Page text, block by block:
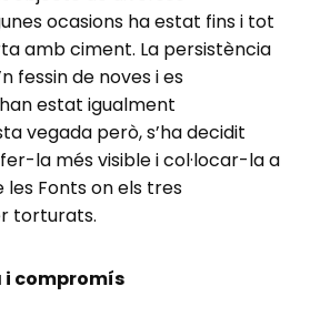
ocasions ha estat fins i tot
amb ciment. La persistència
fessin de noves i es
estat igualment
vegada però, s’ha decidit
la més visible i col·locar-la a
les Fonts on els tres
torturats.
i compromís